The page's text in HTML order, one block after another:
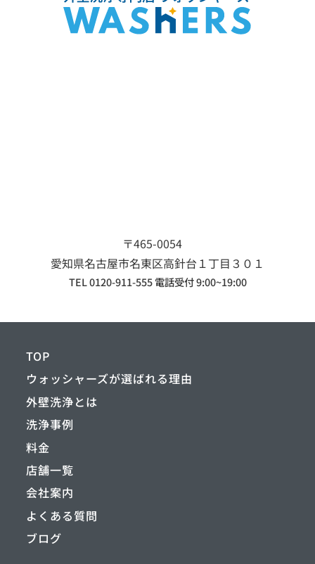
〒465-0054
愛知県名古屋市名東区高針台１丁目３０１
TEL 0120-911-555 電話受付 9:00~19:00
TOP
ウォッシャーズが選ばれる理由
外壁洗浄とは
洗浄事例
料金
店舗一覧
会社案内
よくある質問
ブログ